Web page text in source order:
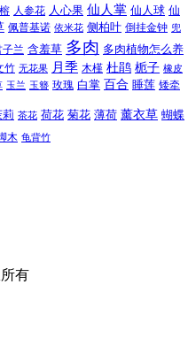
人参花 人心果 仙人掌 仙人球 仙
佩普基诺 依米花 侧柏叶 倒挂金钟 兜
子兰 含羞草 多肉 多肉植物怎么养
竹 无花果 月季 木槿 杜鹃 栀子 橡皮
玉兰 玉簪 玫瑰 白掌 百合 睡莲 矮牵
莉 茶花 荷花 菊花 薄荷 薰衣草 蝴蝶
木 龟背竹
有